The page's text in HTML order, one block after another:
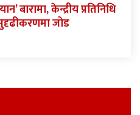
बारामा, केन्द्रीय प्रतिनिधि
जोड